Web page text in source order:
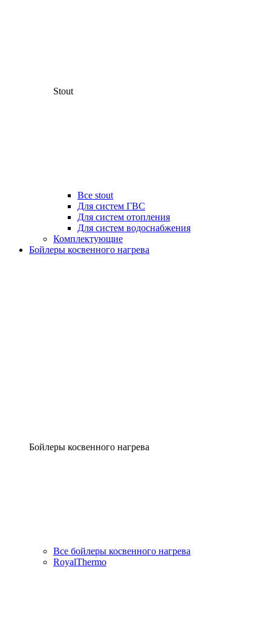
Stout
Все stout
Для систем ГВС
Для систем отопления
Для систем водоснабжения
Комплектующие
Бойлеры косвенного нагрева
Бойлеры косвенного нагрева
Все бойлеры косвенного нагрева
RoyalThermo